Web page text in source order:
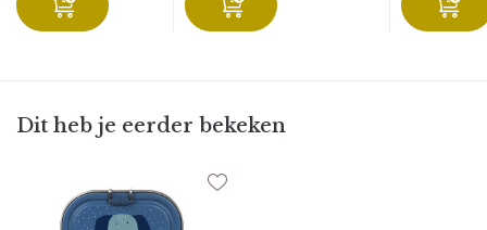
Dit heb je eerder bekeken